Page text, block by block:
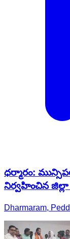
ధర్మారం:
నిర్వహించిన జిల్లా
Dharmaram,